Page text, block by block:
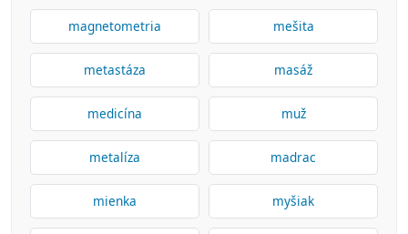
magnetometria mešita
metastáza masáž
medicína muž
metalíza madrac
mienka myšiak